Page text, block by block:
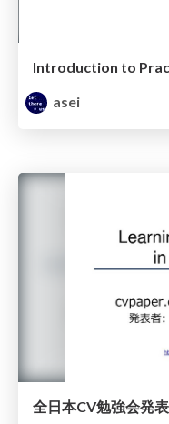
Introduction to
asei